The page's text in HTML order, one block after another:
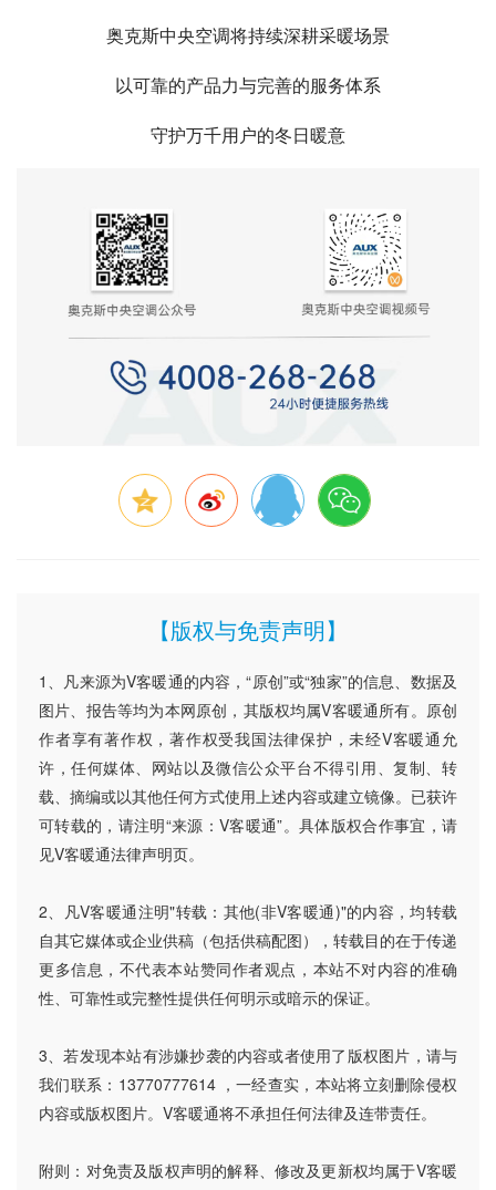
奥克斯中央空调将持续深耕采暖场景
以可靠的产品力与完善的服务体系
守护万千用户的冬日暖意
【版权与免责声明】
1、凡来源为V客暖通的内容，“原创”或“独家”的信息、数据及
图片、报告等均为本网原创，其版权均属V客暖通所有。原创
作者享有著作权，著作权受我国法律保护，未经V客暖通允
许，任何媒体、网站以及微信公众平台不得引用、复制、转
载、摘编或以其他任何方式使用上述内容或建立镜像。已获许
可转载的，请注明“来源：V客暖通”。具体版权合作事宜，请
见V客暖通法律声明页。
2、凡V客暖通注明"转载：其他(非V客暖通)"的内容，均转载
自其它媒体或企业供稿（包括供稿配图），转载目的在于传递
更多信息，不代表本站赞同作者观点，本站不对内容的准确
性、可靠性或完整性提供任何明示或暗示的保证。
3、若发现本站有涉嫌抄袭的内容或者使用了版权图片，请与
我们联系：13770777614 ，一经查实，本站将立刻删除侵权
内容或版权图片。V客暖通将不承担任何法律及连带责任。
附则：对免责及版权声明的解释、修改及更新权均属于V客暖